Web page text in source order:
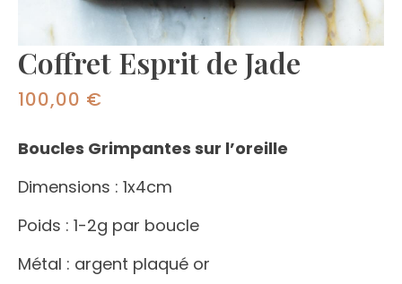
Coffret Esprit de Jade
100,00 €
Boucles Grimpantes sur l’oreille
Dimensions : 1x4cm
Poids : 1-2g par boucle
Métal : argent plaqué or